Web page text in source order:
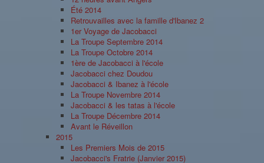
Été 2014
Retrouvailles avec la famille d'Ibanez 2
1er Voyage de Jacobacci
La Troupe Septembre 2014
La Troupe Octobre 2014
1ère de Jacobacci à l'école
Jacobacci chez Doudou
Jacobacci & Ibanez à l'école
La Troupe Novembre 2014
Jacobacci & les tatas à l'école
La Troupe Décembre 2014
Avant le Réveillon
2015
Les Premiers Mois de 2015
Jacobacci's Fratrie (Janvier 2015)